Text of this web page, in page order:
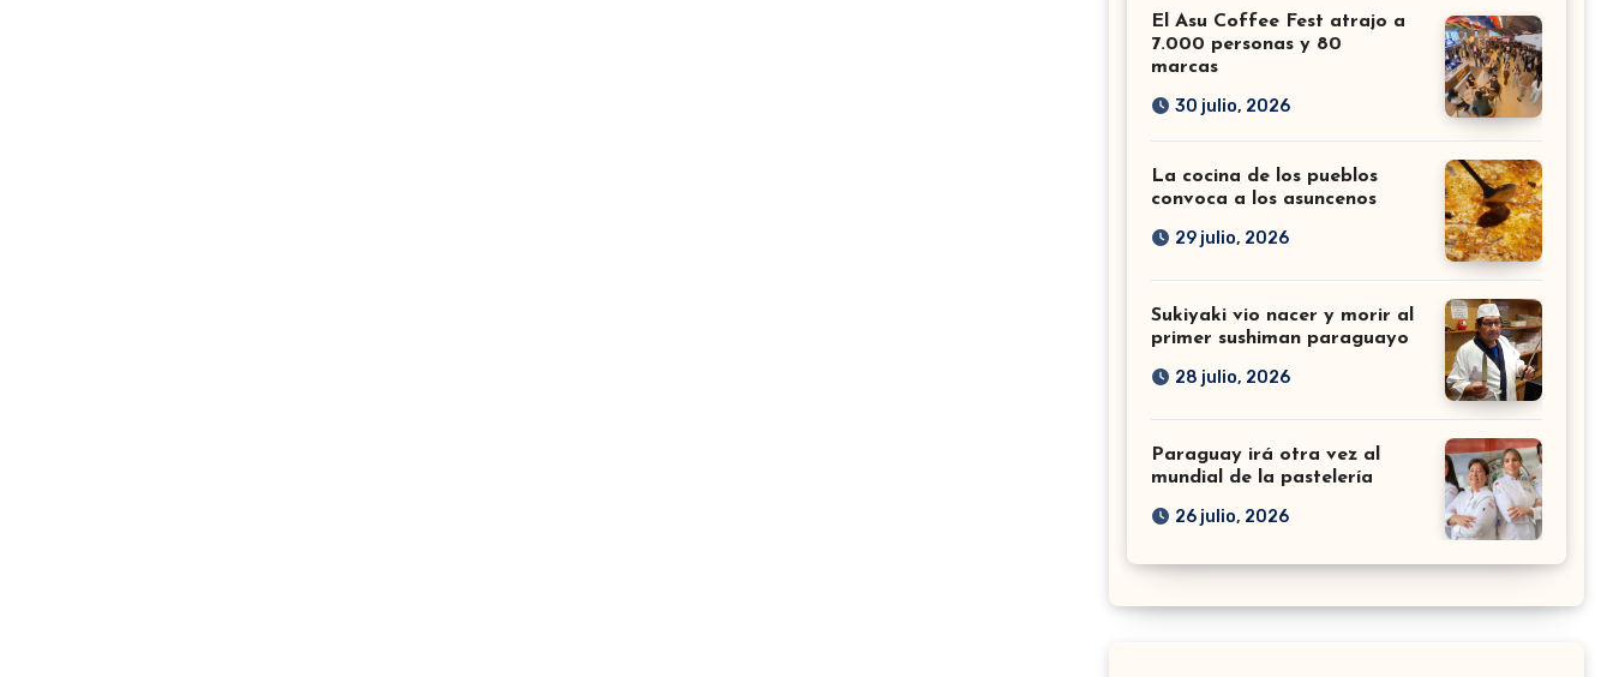
El Asu Coffee Fest atrajo a
7.000 personas y 80
marcas
30 julio, 2026
La cocina de los pueblos
convoca a los asuncenos
29 julio, 2026
Sukiyaki vio nacer y morir al
primer sushiman paraguayo
28 julio, 2026
Paraguay irá otra vez al
mundial de la pastelería
26 julio, 2026